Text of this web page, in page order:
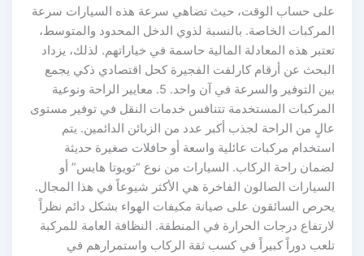
على حساب الوقت، حيث تضاهي سرعة هذه السيارات سرعة
المركبات الخاصة. بالنسبة لذوي الدخل المحدود والمتوسط،
تعتبر هذه المعادلة المالية حاسمة في خياراتهم. لذلك، يزداد
البحث عن أرقام كارلفت الفجيرة كحل اقتصادي ذكي يجمع
بين التوفير والسرعة في آن واحد. 5. معايير الراحة ونوعية
المركبات المستخدمة تتنافس خدمات النقل في توفير مستوى
عالٍ من الراحة لجذب أكبر عدد من الزبائن الدائمين. يتم
استخدام مركبات عائلية واسعة أو حافلات صغيرة حديثة
لضمان راحة الركاب. السيارات من نوع “تويوتا هايس” أو
السيارات الصالون الفاخرة هي الأكثر شيوعاً في هذا المجال.
يحرص السائقون على صيانة مكيفات الهواء بشكل دائم نظراً
لارتفاع درجات الحرارة في المنطقة. النظافة العامة للمركبة
تلعب دوراً كبيراً في كسب ثقة الركاب واستمرارهم في